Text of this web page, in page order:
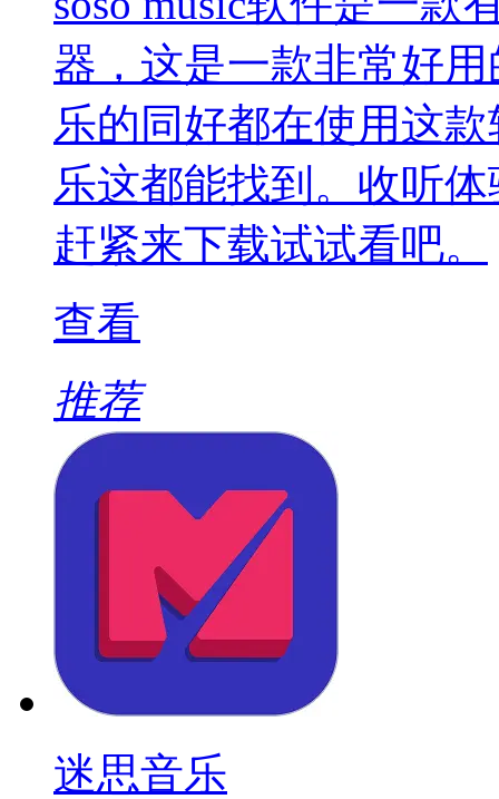
器，这是一款非常好
乐的同好都在使用这
乐这都能找到。收听
赶紧来下载试试看吧。
查看
推荐
迷思音乐